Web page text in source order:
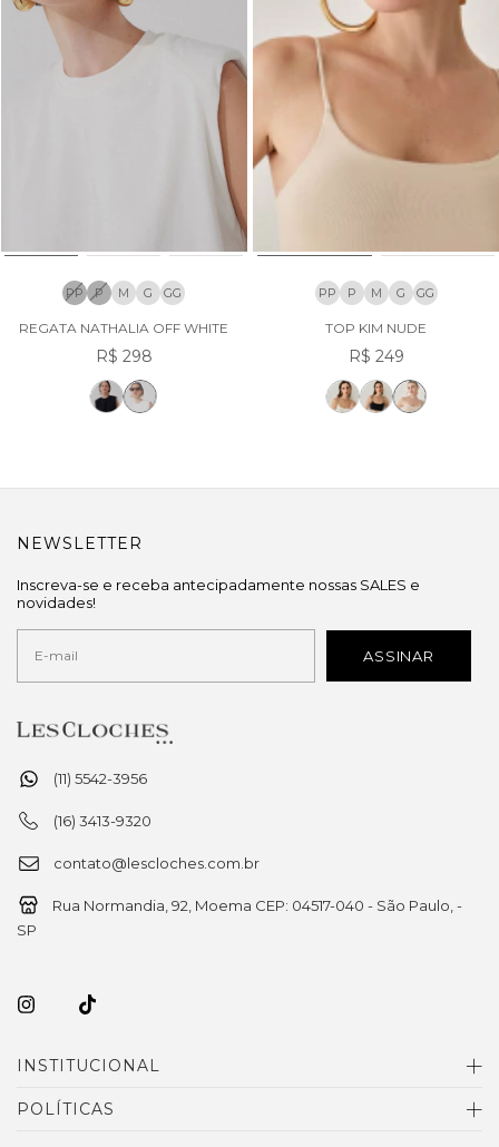
PP P M G GG
REGATA NATHALIA OFF WHITE
R$ 298
PP P M G GG
TOP KIM NUDE
R$ 249
(11) 5542-3956
(16) 3413-9320
contato@lescloches.com.br
Rua Normandia, 92, Moema CEP: 04517-040 - São Paulo, -
SP
INSTITUCIONAL
POLÍTICAS
NEWSLETTER
Inscreva-se e receba antecipadamente nossas SALES e
novidades!